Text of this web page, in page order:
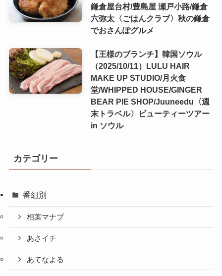
鎌倉屋台村/豊島屋 瀬戸小路/鎌倉
六弥太〈ごはんクラブ〉秋の鎌倉
でおさんぽグルメ
【王様のブランチ】韓国ソウル
（2025/10/11）LULU HAIR
MAKE UP STUDIO/月火食
堂/WHIPPED HOUSE/GINGER
BEAR PIE SHOP/Juuneedu〈週
末トラベル〉ビューティーツアー
in ソウル
カテゴリー
番組別
相葉マナブ
あさイチ
あてなよる